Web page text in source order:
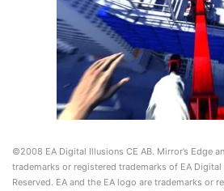
©2008 EA Digital Illusions CE AB. Mirror’s Edge
trademarks or registered trademarks of EA Digital
Reserved. EA and the EA logo are trademarks or